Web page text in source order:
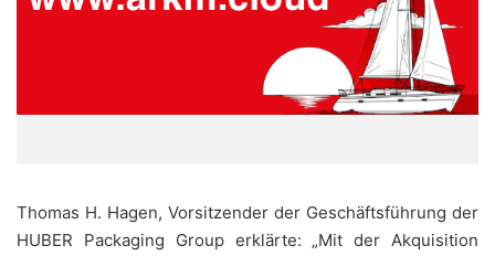
Thomas H. Hagen, Vorsitzender der Geschäftsführung der
HUBER Packaging Group erklärte: „Mit der Akquisition